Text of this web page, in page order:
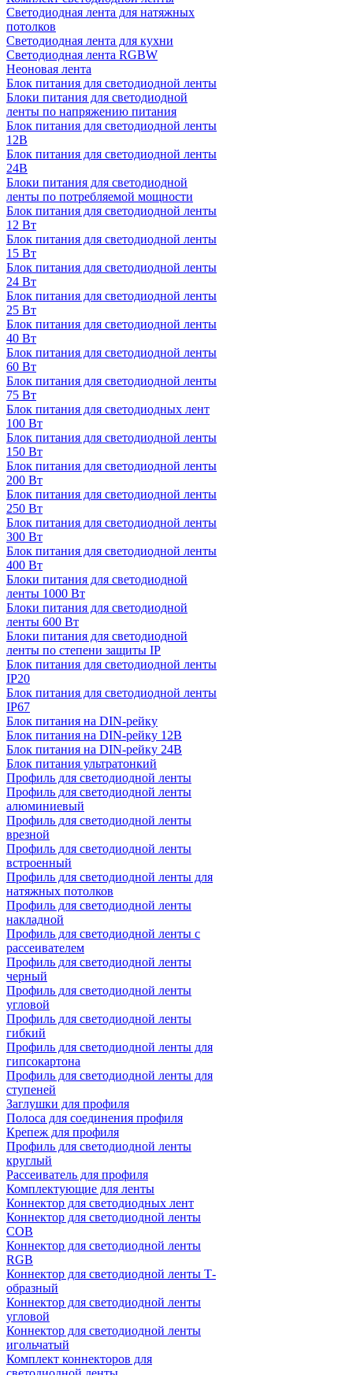
Светодиодная лента для натяжных
потолков
Светодиодная лента для кухни
Светодиодная лента RGBW
Неоновая лента
Блок питания для светодиодной ленты
Блоки питания для светодиодной
ленты по напряжению питания
Блок питания для светодиодной ленты
12В
Блок питания для светодиодной ленты
24В
Блоки питания для светодиодной
ленты по потребляемой мощности
Блок питания для светодиодной ленты
12 Вт
Блок питания для светодиодной ленты
15 Вт
Блок питания для светодиодной ленты
24 Вт
Блок питания для светодиодной ленты
25 Вт
Блок питания для светодиодной ленты
40 Вт
Блок питания для светодиодной ленты
60 Вт
Блок питания для светодиодной ленты
75 Вт
Блок питания для светодиодных лент
100 Вт
Блок питания для светодиодной ленты
150 Вт
Блок питания для светодиодной ленты
200 Вт
Блок питания для светодиодной ленты
250 Вт
Блок питания для светодиодной ленты
300 Вт
Блок питания для светодиодной ленты
400 Вт
Блоки питания для светодиодной
ленты 1000 Вт
Блоки питания для светодиодной
ленты 600 Вт
Блоки питания для светодиодной
ленты по степени защиты IP
Блок питания для светодиодной ленты
IP20
Блок питания для светодиодной ленты
IP67
Блок питания на DIN-рейку
Блок питания на DIN-рейку 12В
Блок питания на DIN-рейку 24В
Блок питания ультратонкий
Профиль для светодиодной ленты
Профиль для светодиодной ленты
алюминиевый
Профиль для светодиодной ленты
врезной
Профиль для светодиодной ленты
встроенный
Профиль для светодиодной ленты для
натяжных потолков
Профиль для светодиодной ленты
накладной
Профиль для светодиодной ленты с
рассеивателем
Профиль для светодиодной ленты
черный
Профиль для светодиодной ленты
угловой
Профиль для светодиодной ленты
гибкий
Профиль для светодиодной ленты для
гипсокартона
Профиль для светодиодной ленты для
ступеней
Заглушки для профиля
Полоса для соединения профиля
Крепеж для профиля
Профиль для светодиодной ленты
круглый
Рассеиватель для профиля
Комплектующие для ленты
Коннектор для светодиодных лент
Коннектор для светодиодной ленты
COB
Коннектор для светодиодной ленты
RGB
Коннектор для светодиодной ленты Т-
образный
Коннектор для светодиодной ленты
угловой
Коннектор для светодиодной ленты
игольчатый
Комплект коннекторов для